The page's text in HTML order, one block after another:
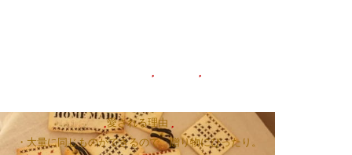
愛される理由
・大量に同じものができるので、贈り物にぴったり。